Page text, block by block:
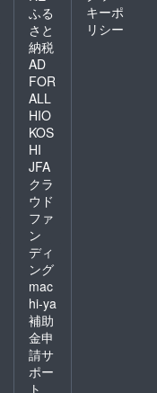
ふる
さと
納税
AD
FOR
ALL
HIO
KOS
HI
JFA
クラ
ウド
ファ
ン
ディ
ング
mac
hi-ya
補助
金申
請サ
ポー
ト
キーポ
リシー